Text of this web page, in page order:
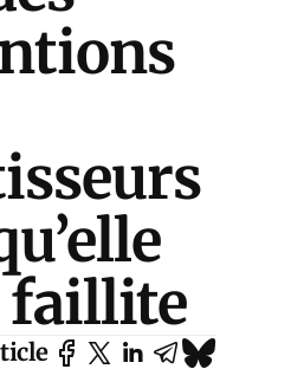
faillite